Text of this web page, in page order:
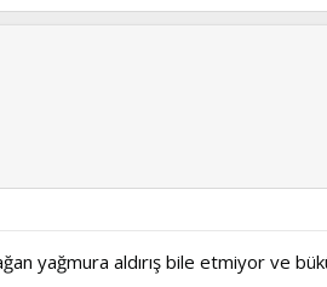
yağmura aldırış bile etmiyor ve